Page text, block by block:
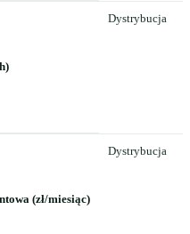
Dystrybucja
(zł/miesiąc)
Dystrybucja